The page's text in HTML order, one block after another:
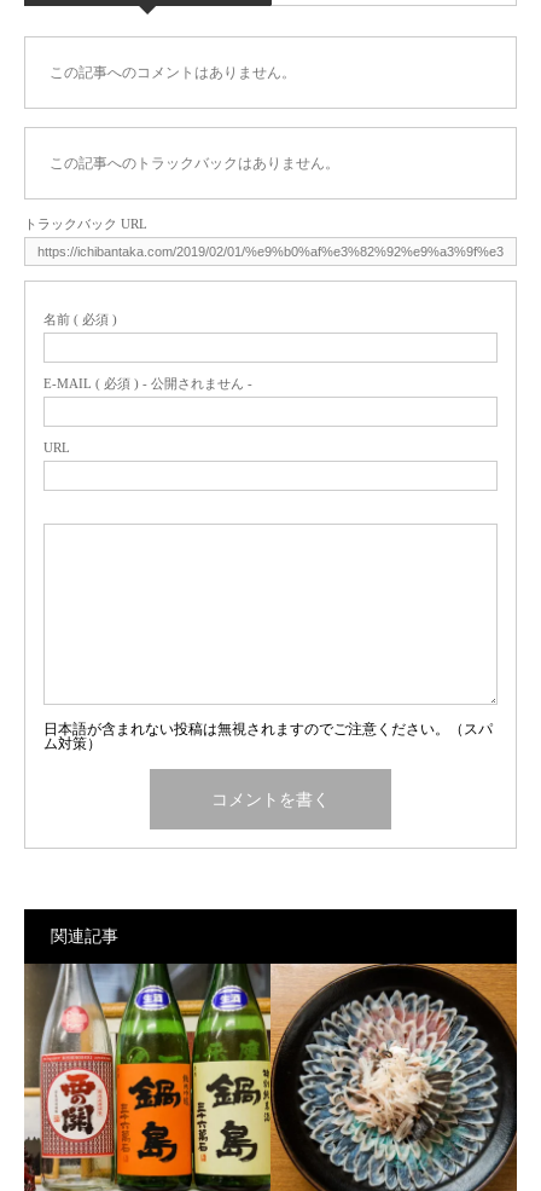
この記事へのコメントはありません。
この記事へのトラックバックはありません。
トラックバック URL
名前 ( 必須 )
E-MAIL ( 必須 ) - 公開されません -
URL
日本語が含まれない投稿は無視されますのでご注意ください。（スパ
ム対策）
関連記事